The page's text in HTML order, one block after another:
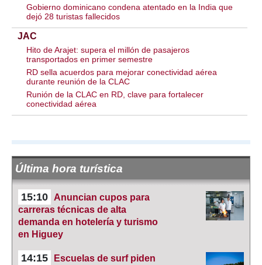
Gobierno dominicano condena atentado en la India que
dejó 28 turistas fallecidos
JAC
Hito de Arajet: supera el millón de pasajeros
transportados en primer semestre
RD sella acuerdos para mejorar conectividad aérea
durante reunión de la CLAC
Runión de la CLAC en RD, clave para fortalecer
conectividad aérea
Última hora turística
15:10
Anuncian cupos para
carreras técnicas de alta
demanda en hotelería y turismo
en Higuey
14:15
Escuelas de surf piden